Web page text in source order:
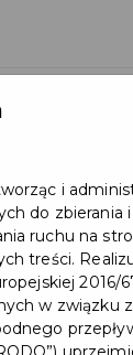
i
do zbierania
ruchu na
treści.
2016/
w związku